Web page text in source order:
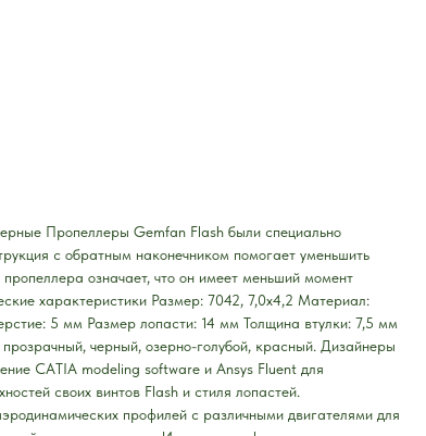
Пропеллеры Gemfan Flash были специально
с обратным наконечником помогает уменьшить
означает, что он имеет меньший момент
характеристики Размер: 7042, 7,0x4,2 Материал:
5 мм Размер лопасти: 14 мм Толщина втулки: 7,5 мм
черный, озерно-голубой, красный. Дизайнеры
CATIA modeling software и Ansys Fluent для
своих винтов Flash и стиля лопастей.
профилей с различными двигателями для